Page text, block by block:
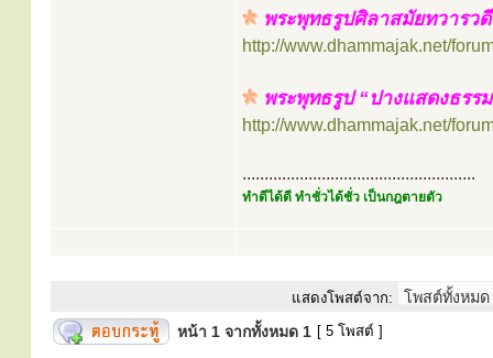
พระพุทธรูปศิลาสมัยทวารว
http://www.dhammajak.net/
พระพุทธรูป “ปางแสดงธรร
http://www.dhammajak.net/
.....................................................
ทำดีได้ดี ทำชั่วได้ชั่ว เป็นกฎตายตัว
แสดงโพสต์จาก:
หน้า 1 จากทั้งหมด 1 [ 5 โพสต์ ]